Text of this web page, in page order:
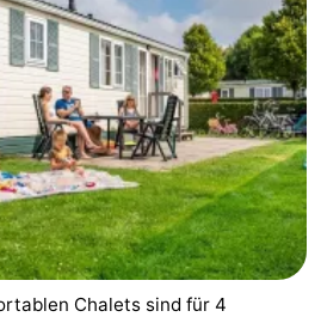
Chalets sind für 4